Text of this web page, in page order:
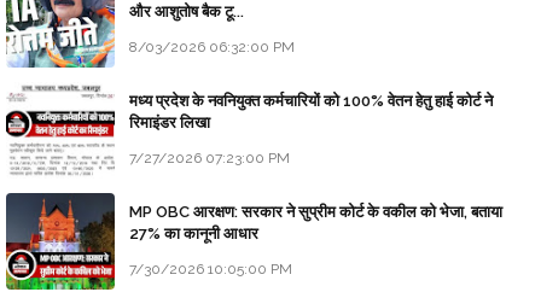
और आशुतोष बैक टू...
8/03/2026 06:32:00 PM
मध्य प्रदेश के नवनियुक्त कर्मचारियों को 100% वेतन हेतु हाई कोर्ट ने
रिमाइंडर लिखा
7/27/2026 07:23:00 PM
MP OBC आरक्षण: सरकार ने सुप्रीम कोर्ट के वकील को भेजा, बताया
27% का कानूनी आधार
7/30/2026 10:05:00 PM